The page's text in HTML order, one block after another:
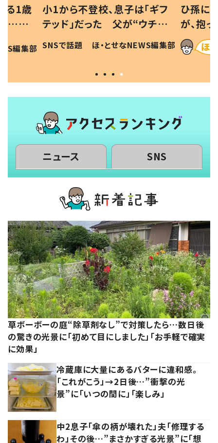
る1歳
…母
現行
編集部
小1から不登校、息子は「ギフ
テッド」だった 父が“ウチ給
食”を作り続ける理由とは #令
和の親 #令和の子
SNSで話題 ほ・とせなNEWS編集部
ひ孫に
が、抱
に「涙
方ない」
ニュース SNS
草ボーボーの庭“除草剤なし”で対策したら…数日後
の驚きの光景に「初めて目にしました」「お手軽で確実
に効果」
冷蔵庫に大量にあるバターに違和感。
「これがこう」→2日後…”衝撃の光
景”に「いつの間に」「楽しみ」
中2息子「傘の柄が壊れた」夫「修理する
わ」その後…”まさかすぎる光景”に「想